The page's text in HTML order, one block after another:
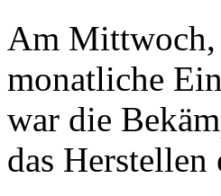
Am Mittwoch,
monatliche
war die
das Herstellen